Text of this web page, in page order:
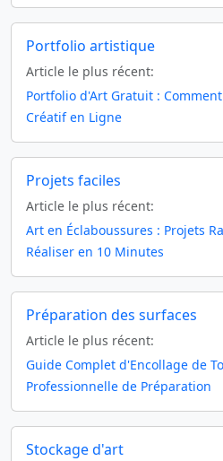
Portfolio artistique
Article le plus récent:
Portfolio d'Art Gratuit :
Créatif en Ligne
Projets faciles
Article le plus récent:
Art en Éclaboussures : Projets
Réaliser en 10 Minutes
Préparation des surfaces
Article le plus récent:
Guide Complet d'Encollage de
Professionnelle de Préparation
Stockage d'art